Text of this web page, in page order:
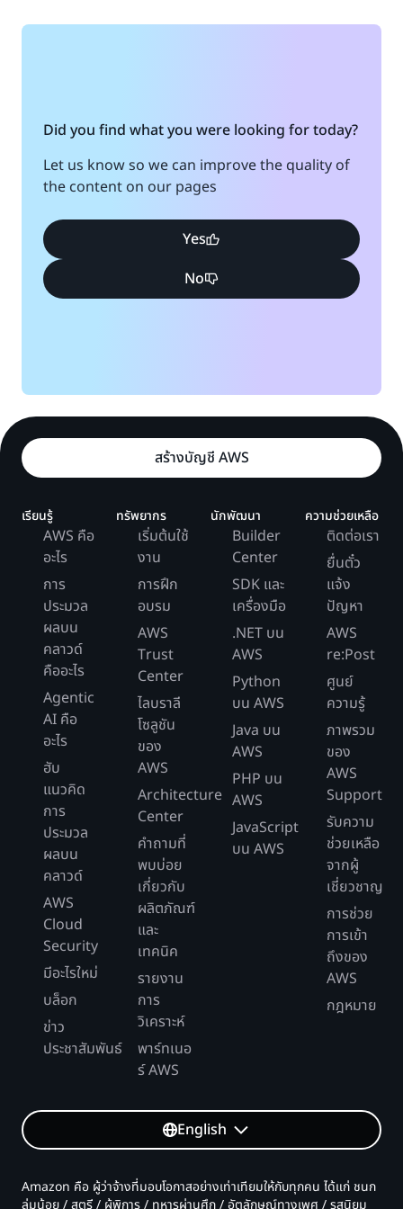
Did you find what you were looking for today?
Let us know so we can improve the quality of
the content on our pages
Yes
No
สร้างบัญชี AWS
เรียนรู้
AWS คือ
อะไร
การ
ประมวล
ผลบน
คลาวด์
คืออะไร
Agentic
AI คือ
อะไร
ฮับ
แนวคิด
การ
ประมวล
ผลบน
คลาวด์
AWS
Cloud
Security
มีอะไรใหม่
บล็อก
ข่าว
ประชาสัมพันธ์
ทรัพยากร
เริ่มต้นใช้
งาน
การฝึก
อบรม
AWS
Trust
Center
ไลบราลี
โซลูชัน
ของ
AWS
Architecture
Center
คำถามที่
พบบ่อย
เกี่ยวกับ
ผลิตภัณฑ์
และ
เทคนิค
รายงาน
การ
วิเคราะห์
พาร์ทเนอ
ร์ AWS
นักพัฒนา
Builder
Center
SDK และ
เครื่องมือ
.NET บน
AWS
Python
บน AWS
Java บน
AWS
PHP บน
AWS
JavaScript
บน AWS
ความช่วยเหลือ
ติดต่อเรา
ยื่นตั๋ว
แจ้ง
ปัญหา
AWS
re:Post
ศูนย์
ความรู้
ภาพรวม
ของ
AWS
Support
รับความ
ช่วยเหลือ
จากผู้
เชี่ยวชาญ
การช่วย
การเข้า
ถึงของ
AWS
กฎหมาย
English
Amazon คือ ผู้ว่าจ้างที่มอบโอกาสอย่างเท่าเทียมให้กับทุกคน ได้แก่ ชนก
ลุ่มน้อย / สตรี / ผู้พิการ / ทหารผ่านศึก / อัตลักษณ์ทางเพศ / รสนิยม